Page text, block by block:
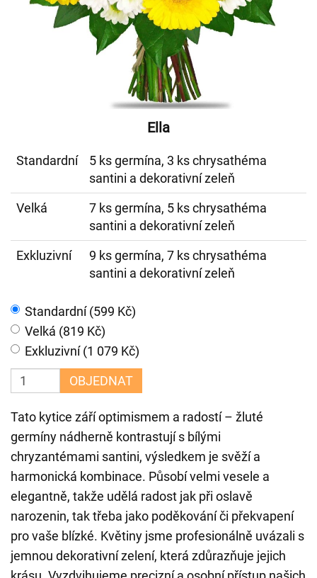
Ella
Standardní
5 ks germína, 3 ks chrysathéma
santini a dekorativní zeleň
Velká
7 ks germína, 5 ks chrysathéma
santini a dekorativní zeleň
Exkluzivní
9 ks germína, 7 ks chrysathéma
santini a dekorativní zeleň
Standardní (599 Kč)
Velká (819 Kč)
Exkluzivní (1 079 Kč)
OBJEDNAT
Tato kytice září optimismem a radostí – žluté
germíny nádherně kontrastují s bílými
chryzantémami santini, výsledkem je svěží a
harmonická kombinace. Působí velmi vesele a
elegantně, takže udělá radost jak při oslavě
narozenin, tak třeba jako poděkování či překvapení
pro vaše blízké. Květiny jsme profesionálně uvázali s
jemnou dekorativní zelení, která zdůrazňuje jejich